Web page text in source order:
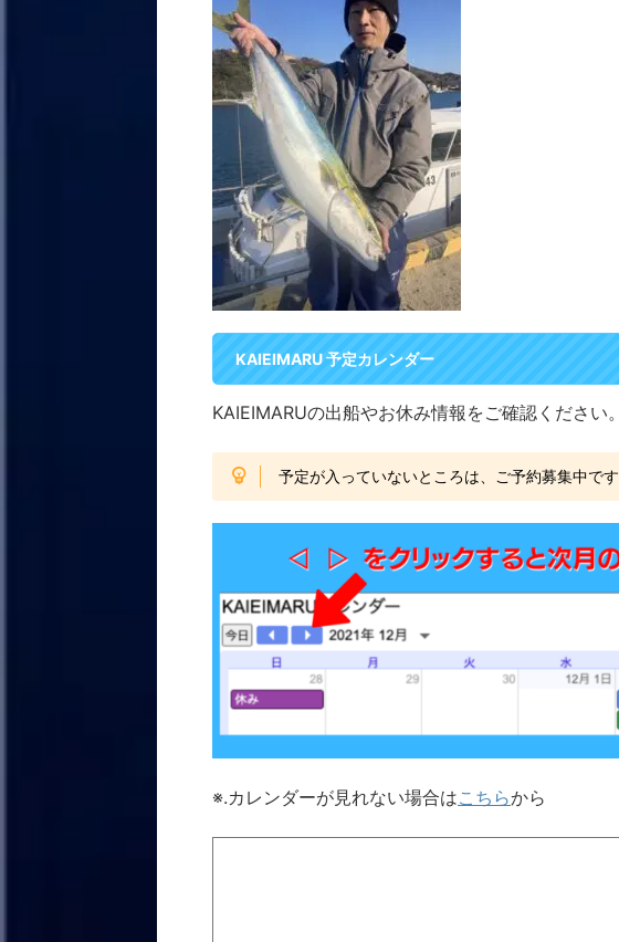
KAIEIMARU 予定カレンダー
KAIEIMARUの出船やお休み情報をご確認ください。
予定が入っていないところは、ご予約募集中で
※.カレンダーが見れない場合はこちらから